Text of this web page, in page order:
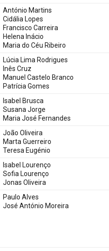
António Martins
Cidália Lopes
Francisco Carreira
Helena Inácio
Maria do Céu Ribeiro
Lúcia Lima Rodrigues
Inês Cruz
Manuel Castelo Branco
Patrícia Gomes
Isabel Brusca
Susana Jorge
Maria José Fernandes
João Oliveira
Marta Guerreiro
Teresa Eugénio
Isabel Lourenço
Sofia Lourenço
Jonas Oliveira
Paulo Alves
José António Moreira